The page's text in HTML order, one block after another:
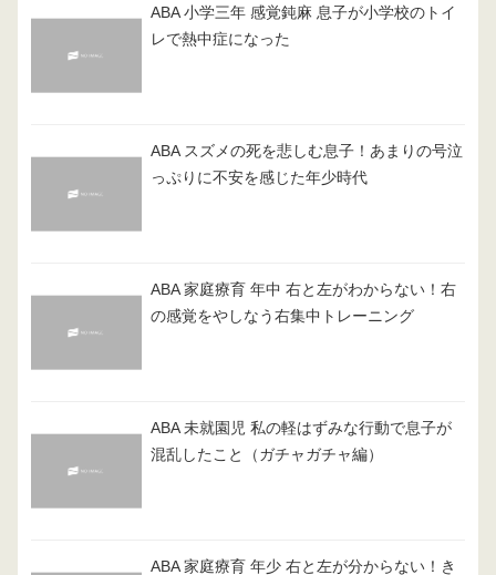
ABA 小学三年 感覚鈍麻 息子が小学校のトイ
レで熱中症になった
ABA スズメの死を悲しむ息子！あまりの号泣
っぷりに不安を感じた年少時代
ABA 家庭療育 年中 右と左がわからない！右
の感覚をやしなう右集中トレーニング
ABA 未就園児 私の軽はずみな行動で息子が
混乱したこと（ガチャガチャ編）
ABA 家庭療育 年少 右と左が分からない！き